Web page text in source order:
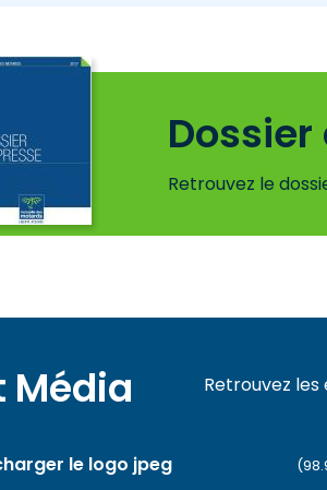
Retrouvez le
Média Retrouvez
le logo jpeg